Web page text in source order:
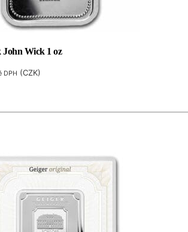
Wick 1 oz
DPH (CZK)